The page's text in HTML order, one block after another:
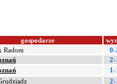
gospodarze
Radom
0-
2-
1-
2-